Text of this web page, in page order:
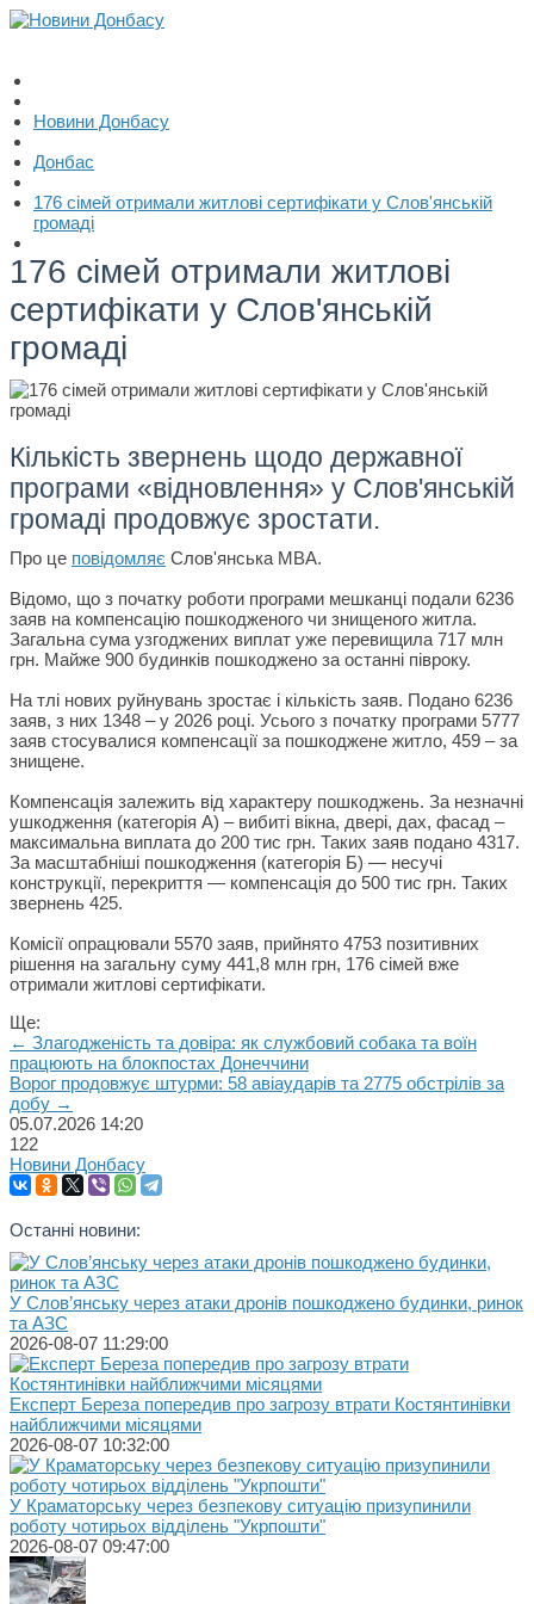
Новини Донбасу
Донбас
176 сімей отримали житлові сертифікати у Слов'янській
громаді
176 сімей отримали житлові
сертифікати у Слов'янській
громаді
Кількість звернень щодо державної
програми «відновлення» у Слов'янській
громаді продовжує зростати.
Про це повідомляє Слов'янська МВА.
Відомо, що з початку роботи програми мешканці подали 6236
заяв на компенсацію пошкодженого чи знищеного житла.
Загальна сума узгоджених виплат уже перевищила 717 млн
грн. Майже 900 будинків пошкоджено за останні півроку.
На тлі нових руйнувань зростає і кількість заяв. Подано 6236
заяв, з них 1348 – у 2026 році. Усього з початку програми 5777
заяв стосувалися компенсації за пошкоджене житло, 459 – за
знищене.
Компенсація залежить від характеру пошкоджень. За незначні
ушкодження (категорія А) – вибиті вікна, двері, дах, фасад –
максимальна виплата до 200 тис грн. Таких заяв подано 4317.
За масштабніші пошкодження (категорія Б) — несучі
конструкції, перекриття — компенсація до 500 тис грн. Таких
звернень 425.
Комісії опрацювали 5570 заяв, прийнято 4753 позитивних
рішення на загальну суму 441,8 млн грн, 176 сімей вже
отримали житлові сертифікати.
Ще:
← Злагодженість та довіра: як службовий собака та воїн
працюють на блокпостах Донеччини
Ворог продовжує штурми: 58 авіаударів та 2775 обстрілів за
добу →
05.07.2026 14:20
122
Новини Донбасу
Останні новини:
У Слов’янську через атаки дронів пошкоджено будинки, ринок
та АЗС
2026-08-07 11:29:00
Експерт Береза попередив про загрозу втрати Костянтинівки
найближчими місяцями
2026-08-07 10:32:00
У Краматорську через безпекову ситуацію призупинили
роботу чотирьох відділень "Укрпошти"
2026-08-07 09:47:00